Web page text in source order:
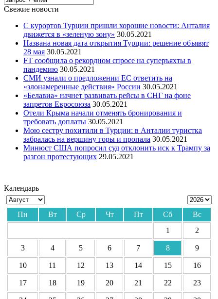
Свежие новости
С курортов Турции пришли хорошие новости: Анталия
движется в «зеленую зону» 30.05.2021
Названа новая дата открытия Турции: решение объявят
28 мая 30.05.2021
FT сообщила о рекордном спросе на суперъяхты в
пандемию 30.05.2021
СМИ узнали о предложении ЕС ответить на
«злонамеренные действия» России 30.05.2021
«Белавиа» начнет развивать рейсы в СНГ на фоне
запретов Евросоюза 30.05.2021
Отели Крыма начали отменять бронирования и
требовать доплаты 30.05.2021
Мою сестру похитили в Турции: в Анталии туристка
забралась на вершину горы и пропала 30.05.2021
Минюст США попросил суд отклонить иск к Трампу за
разгон протестующих 29.05.2021
Календарь
Пн Вт Ср Чт Пт Сб
Вс
1
2
3 4 5 6 7 8 9
10 11 12 13 14 15 16
17 18 19 20 21 22 23